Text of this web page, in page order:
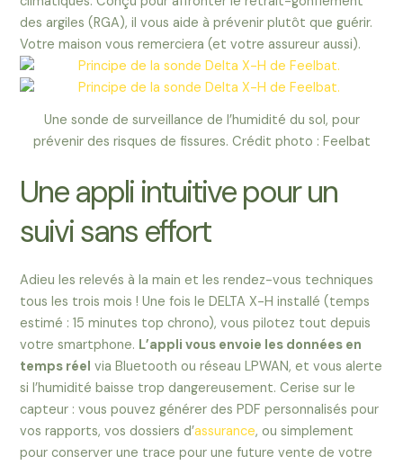
des argiles (RGA), il vous aide à prévenir plutôt que guérir.
Votre maison vous remerciera (et votre assureur aussi).
Une sonde de surveillance de l’humidité du sol, pour
prévenir des risques de fissures. Crédit photo : Feelbat
Une appli intuitive pour un
suivi sans effort
Adieu les relevés à la main et les rendez-vous techniques
tous les trois mois ! Une fois le DELTA X-H installé (temps
estimé : 15 minutes top chrono), vous pilotez tout depuis
votre smartphone. L’appli vous envoie les données en
temps réel via Bluetooth ou réseau LPWAN, et vous alerte
si l’humidité baisse trop dangereusement. Cerise sur le
capteur : vous pouvez générer des PDF personnalisés pour
vos rapports, vos dossiers d’assurance, ou simplement
pour conserver une trace pour une future vente de votre